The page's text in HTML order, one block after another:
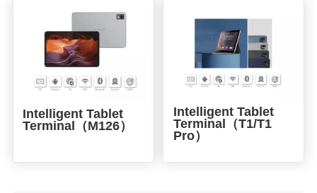
Intelligent Tablet
Terminal（M126）
Intelligent Tablet
Terminal（T1/T1
Pro）